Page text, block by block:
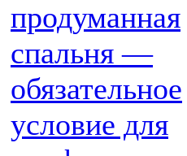
продуманная
спальня —
обязательное
условие для